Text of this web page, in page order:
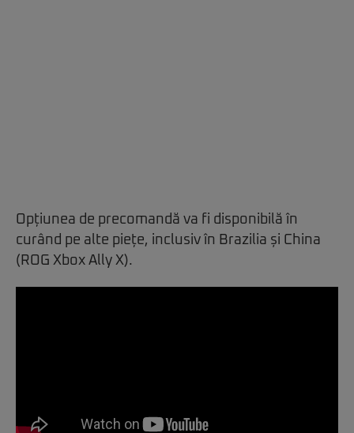
Opțiunea de precomandă va fi disponibilă în
curând pe alte piețe, inclusiv în Brazilia și China
(ROG Xbox Ally X).